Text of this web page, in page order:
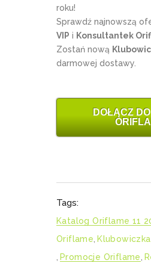
roku!
Sprawdź najnowszą
VIP i Konsultantek
Zostań nową
darmowej dostawy.
DOŁĄCZ
Tags:
Katalog Oriflame 11
Oriflame
Promocje Oriflame